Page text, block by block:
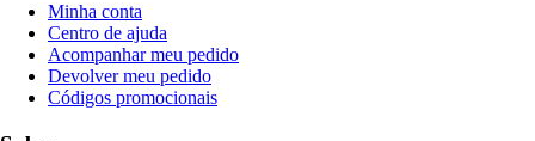
Minha conta
Centro de ajuda
Acompanhar meu pedido
Devolver meu pedido
Códigos promocionais